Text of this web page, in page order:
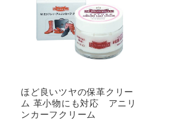
ほど良いツヤの保革クリー
ム 革小物にも対応 アニリ
ンカーフクリーム